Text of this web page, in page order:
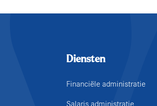
Diensten
Financiële administratie
Salaris administratie